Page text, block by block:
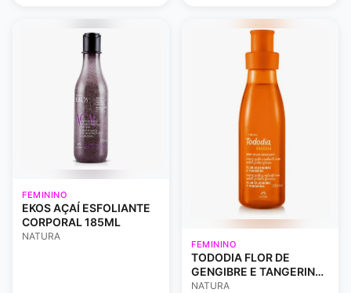
FEMININO
EKOS AÇAÍ ESFOLIANTE
CORPORAL 185ML
NATURA
FEMININO
TODODIA FLOR DE
GENGIBRE E TANGERINA
BODY SPLASH 200ML
NATURA